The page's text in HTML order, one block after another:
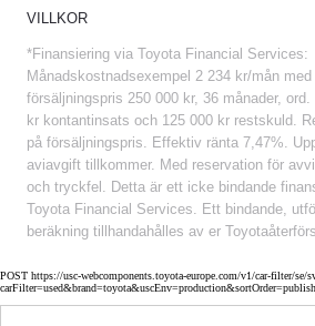
VILLKOR
*Finansiering via Toyota Financial Services:
Månadskostnadsexempel 2 234 kr/mån
försäljningspris 250 000 kr, 36 månader,
kr kontantinsats och 125 000 kr restskuld.
på försäljningspris. Effektiv ränta 7,47%.
aviavgift tillkommer. Med reservation för
och tryckfel. Detta är ett icke bindande
Toyota Financial Services. Ett bindande,
beräkning tillhandahålles av er
POST https://usc-webcomponents.toyota-europe.com/v1/car-filter/se/